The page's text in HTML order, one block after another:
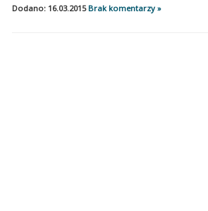
Dodano: 16.03.2015 Brak komentarzy »